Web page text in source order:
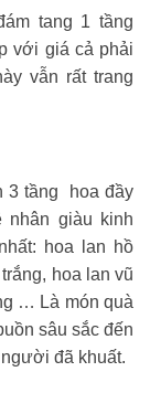
tang 1 tầng
với giá cả phải
vẫn rất trang
3 tầng hoa đầy
giàu kinh
hoa lan hồ
hoa lan vũ
… Là món quà
sâu sắc đến
đã khuất.